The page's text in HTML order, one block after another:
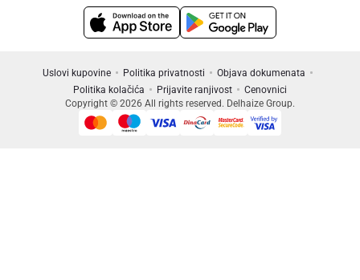
Uslovi kupovine Politika privatnosti
Objava dokumenata
Politika kolačića
Prijavite ranjivost
Cenovnici
Copyright © 2026 All rights reserved. Delhaize Group.